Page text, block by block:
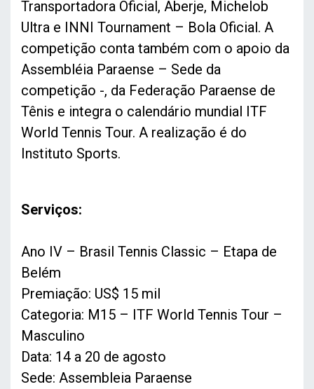
Transportadora Oficial, Aberje, Michelob
Ultra e INNI Tournament – Bola Oficial. A
competição conta também com o apoio da
Assembléia Paraense – Sede da
competição -, da Federação Paraense de
Tênis e integra o calendário mundial ITF
World Tennis Tour. A realização é do
Instituto Sports.
Serviços:
Ano IV – Brasil Tennis Classic – Etapa de
Belém
Premiação: US$ 15 mil
Categoria: M15 – ITF World Tennis Tour –
Masculino
Data: 14 a 20 de agosto
Sede: Assembleia Paraense